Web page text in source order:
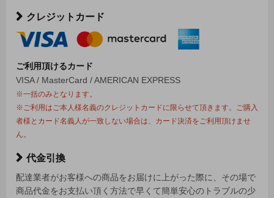
クレジットカード
ご利用頂けるカード
VISA / MasterCard / AMERICAN EXPRESS
※一括のみとなります。
※ご利用はご本人様名義のクレジットカードに限らせて頂きます。ご購入
者様とカード名義人が一致しない場合は、カード決済をご利用頂けませ
ん。
代金引換
配達業者がお客様への商品をお届けに上がった際に、その場で
商品代金をお支払い頂く方法で早くて簡単安心のトラブルの少